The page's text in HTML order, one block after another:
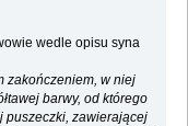
wedle opisu syna
zakończeniem, w niej
barwy, od którego
puszeczki, zawierającej